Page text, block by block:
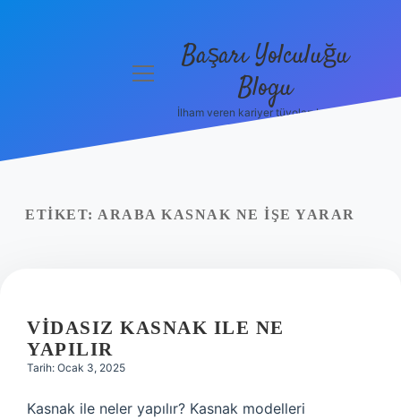
menüyüBaşarı Yolculuğu
Blogu
İlham veren kariyer tüyoları burada!
ETIKET: ARABA KASNAK NE IŞE YARAR
VIDASIZ KASNAK ILE NE
YAPILIR
Tarih: Ocak 3, 2025
Kasnak ile neler yapılır? Kasnak modelleri